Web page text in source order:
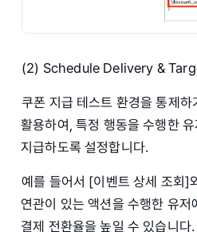
(2) Schedule Delivery &
쿠폰 지급 테스트 환경을 통제
활용하여, 특정 행동을 수행한
지급하도록 설정합니다.
예를 들어서 [이벤트 상세 조회]
연관이 있는 액션을 수행한 유저
결제 전환율을 높일 수 있습니다.